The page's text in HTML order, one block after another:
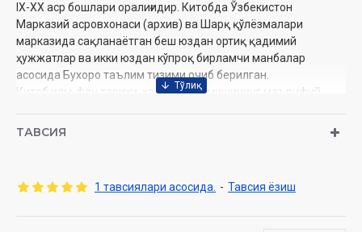
IX-XX аср бошлари оралиғидир. Китобда Ўзбекистон
Марказий асровхонаси (архив) ва Шарқ қўлёзмалари
марказида сақланаётган беш юздан ортиқ қадимий
ҳужжатлар ва икки юздан кўпроқ бирламчи манбалар
асосида Бухоро таълим тизими очиб берилган.
Китоб илм-фан тарихи, халқимиз ўтмишининг маърифий
Ундаги маълумотлар бугунги таълим соҳасидаги
Номи:«Бухоро таълим тизими тарихи»
ТАВСИЯ
1 тавсиялари асосида. - Тавсия ёзиш